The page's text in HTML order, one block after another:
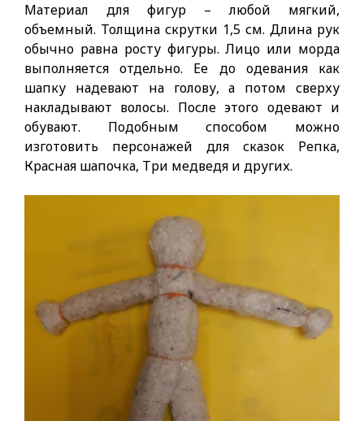
Материал для фигур – любой мягкий,
объемный. Толщина скрутки 1,5 см. Длина рук
обычно равна росту фигуры. Лицо или морда
выполняется отдельно. Ее до одевания как
шапку надевают на голову, а потом сверху
накладывают волосы. После этого одевают и
обувают. Подобным способом можно
изготовить персонажей для сказок Репка,
Красная шапочка, Три медведя и других.